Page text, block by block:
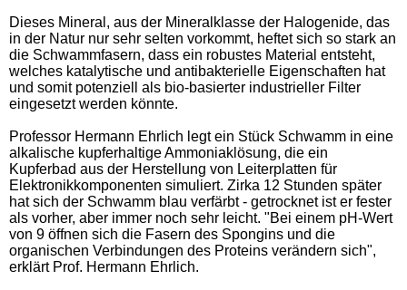
Dieses Mineral, aus der Mineralklasse der Halogenide, das
in der Natur nur sehr selten vorkommt, heftet sich so stark an
die Schwammfasern, dass ein robustes Material entsteht,
welches katalytische und antibakterielle Eigenschaften hat
und somit potenziell als bio-basierter industrieller Filter
eingesetzt werden könnte.
Professor Hermann Ehrlich legt ein Stück Schwamm in eine
alkalische kupferhaltige Ammoniaklösung, die ein
Kupferbad aus der Herstellung von Leiterplatten für
Elektronikkomponenten simuliert. Zirka 12 Stunden später
hat sich der Schwamm blau verfärbt - getrocknet ist er fester
als vorher, aber immer noch sehr leicht. "Bei einem pH-Wert
von 9 öffnen sich die Fasern des Spongins und die
organischen Verbindungen des Proteins verändern sich",
erklärt Prof. Hermann Ehrlich.